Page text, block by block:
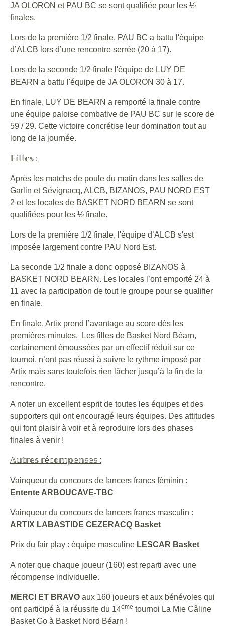
JA OLORON et PAU BC se sont qualifiée pour les ½
finales.
Lors de la première 1/2 finale, PAU BC a battu l'équipe
d’ALCB lors d’une rencontre serrée (20 à 17).
Lors de la seconde 1/2 finale l'équipe de LUY DE
BEARN a battu l'équipe de JA OLORON 30 à 17.
En finale, LUY DE BEARN a remporté la finale contre
une équipe paloise combative de PAU BC sur le score de
59 / 29. Cette victoire concrétise leur domination tout au
long de la journée.
𝔽𝕚𝕝𝕝𝕖𝕤 :
Après les matchs de poule du matin dans les salles de
Garlin et Sévignacq, ALCB, BIZANOS, PAU NORD EST
2 et les locales de BASKET NORD BEARN se sont
qualifiées pour les ½ finale.
Lors de la première 1/2 finale, l'équipe d’ALCB s'est
imposée largement contre PAU Nord Est.
La seconde 1/2 finale a donc opposé BIZANOS à
BASKET NORD BEARN. Les locales l’ont emporté 24 à
11 avec la participation de tout le groupe pour se qualifier
en finale.
En finale, Artix prend l’avantage au score dès les
premières minutes. Les filles de Basket Nord Béarn,
certainement émoussées par un effectif réduit sur ce
tournoi, n’ont pas réussi à suivre le rythme imposé par
Artix mais sans toutefois rien lâcher jusqu’à la fin de la
rencontre.
A noter un excellent esprit de toutes les équipes et des
supporters qui ont encouragé leurs équipes. Des attitudes
qui font plaisir à voir et à reproduire lors des phases
finales à venir !
𝔸𝕦𝕥𝕣𝕖𝕤 𝕣é𝕔𝕠𝕞𝕡𝕖𝕟𝕤𝕖𝕤 :
Vainqueur du concours de lancers francs féminin :
Entente ARBOUCAVE-TBC
Vainqueur du concours de lancers francs masculin :
ARTIX LABASTIDE CEZERACQ Basket
Prix du fair play : équipe masculine LESCAR Basket
A noter que chaque joueur (160) est reparti avec une
récompense individuelle.
MERCI ET BRAVO aux 160 joueurs et aux bénévoles qui
ont participé à la réussite du 14ème tournoi La Mie Câline
Basket Go à Basket Nord Béarn !